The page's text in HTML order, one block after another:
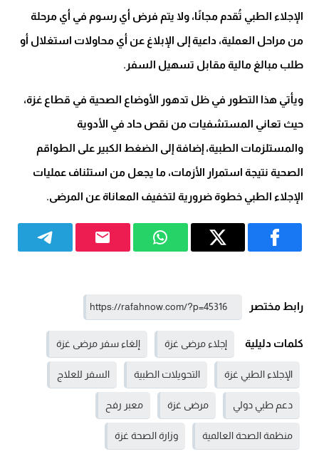
الإجلاء الطبي تُقدم مجانًا، ولا يتم فرض أي رسوم في أي مرحلة
من مراحل العملية، داعية إلى الإبلاغ عن أي محاولات استغلال أو
طلب مبالغ مالية مقابل تسهيل السفر.
ويأتي هذا التطور في ظل تدهور الأوضاع الصحية في قطاع غزة،
حيث تعاني المستشفيات من نقص حاد في الأدوية
والمستلزمات الطبية، إضافة إلى الضغط الكبير على الطواقم
الصحية نتيجة استمرار الأزمات، ما يجعل من استئناف عمليات
الإجلاء الطبي خطوة ضرورية لتخفيف المعاناة عن المرضى.
رابط مختصر
كلمات دليلية إجلاء مرضى غزة إلغاء سفر مرضى غزة
الإجلاء الطبي غزة التحويلات الطبية السفر للعلاج
دعم طبي دولي مرضى غزة معبر رفح
منظمة الصحة العالمية وزارة الصحة غزة